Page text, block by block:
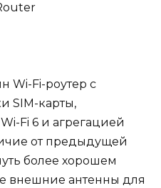
Wi-Fi-роутер с
SIM-карты,
Fi 6 и агрегацией
от предыдущей
более хорошем
внешние антенны для